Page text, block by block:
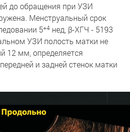
до обращения при УЗИ
Менструальный срок
5+4 нед, β-ХГЧ - 5193
УЗИ полость матки не
12 мм, определяется
и задней стенок матки